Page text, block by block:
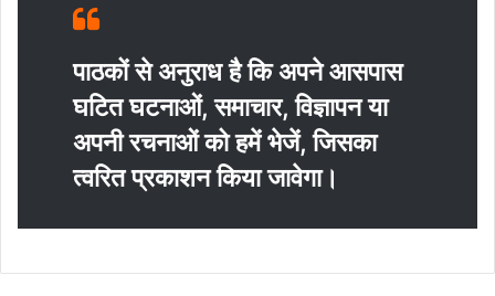
पाठकों से अनुराध है कि अपने आसपास
घटित घटनाओं, समाचार, विज्ञापन या
अपनी रचनाओं को हमें भेजें, जिसका
त्‍वरित प्रकाशन किया जावेगा।